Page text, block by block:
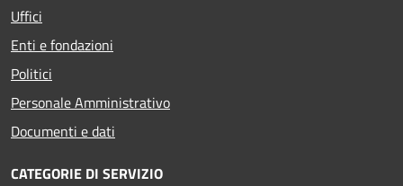
Uffici
Enti e fondazioni
Politici
Personale Amministrativo
Documenti e dati
CATEGORIE DI SERVIZIO